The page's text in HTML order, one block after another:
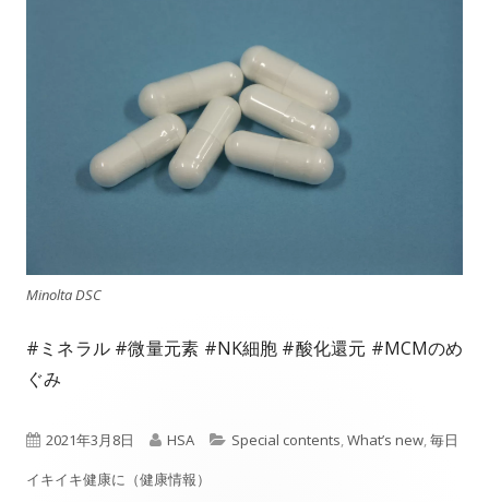
Minolta DSC
#ミネラル #微量元素 #NK細胞 #酸化還元 #MCMのめ
ぐみ
P
u
2021年3月8日
A
u
HSA
C
Special contents,What’s new,毎日
イキイキ健康に（健康情報）